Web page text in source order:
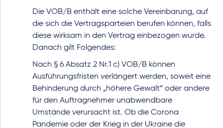
Die VOB/B enthält eine solche Vereinbarung, auf
die sich die Vertragsparteien berufen können, falls
diese wirksam in den Vertrag einbezogen wurde.
Danach gilt Folgendes:
Nach § 6 Absatz 2 Nr.1 c) VOB/B können
Ausführungsfristen verlängert werden, soweit eine
Behinderung durch „höhere Gewalt“ oder andere
für den Auftragnehmer unabwendbare
Umstände verursacht ist. Ob die Corona
Pandemie oder der Krieg in der Ukraine die